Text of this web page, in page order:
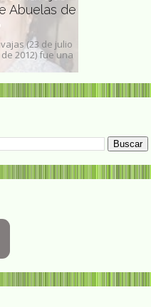
bailarina y
(6 de
Durango,
1996,...